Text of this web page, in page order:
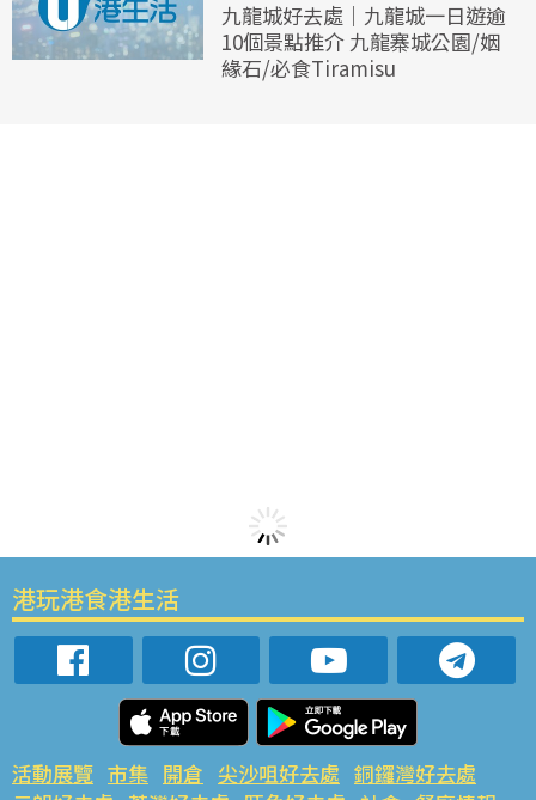
九龍城好去處｜九龍城一日遊逾
10個景點推介 九龍寨城公園/姻
緣石/必食Tiramisu
港玩港食港生活
活動展覽 市集 開倉 尖沙咀好去處 銅鑼灣好去處